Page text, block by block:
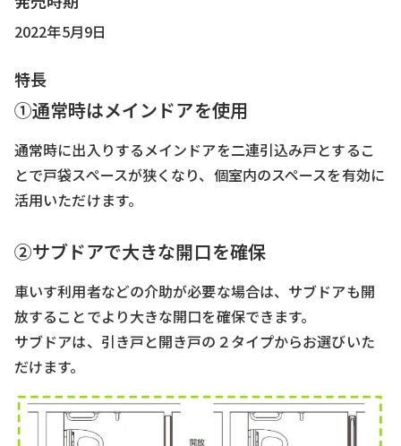
2022年5月9日
特長
①通常時はメインドアを使用
通常時に出入りするメインドアを二連引込み戸とするこ
とで戸袋スペースが狭くなり、個室内のスペースを有効に
活用いただけます。
②サブドアで大きな開口を確保
車いす利用者などの介助が必要な場合は、サブドアも開
放することでより大きな開口を確保できます。
サブドアは、引き戸と開き戸の２タイプからお選びいた
だけます。